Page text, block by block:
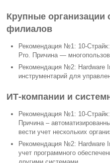
Крупные организации
филиалов
Рекомендация №1: 10-
Pro. Причина —
Рекомендация №2: Hardware
инструментарий для
ИТ-компании и
Рекомендация №1: 10-
Причина –
вести учет нескольких
Рекомендация №2: Hardware
учет программного